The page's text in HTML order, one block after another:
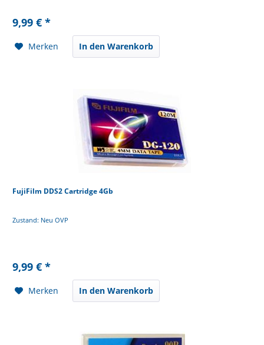
9,99 € *
Merken In den Warenkorb
FujiFilm DDS2 Cartridge 4Gb
Zustand: Neu OVP
9,99 € *
Merken In den Warenkorb